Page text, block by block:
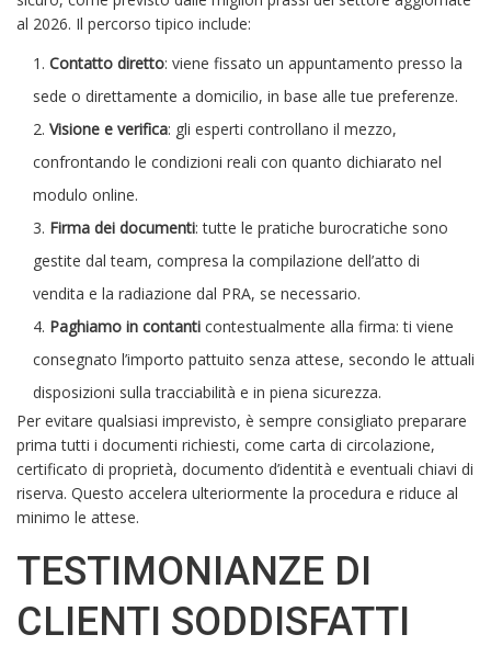
al 2026. Il percorso tipico include:
Contatto diretto: viene fissato un appuntamento presso la
sede o direttamente a domicilio, in base alle tue preferenze.
Visione e verifica: gli esperti controllano il mezzo,
confrontando le condizioni reali con quanto dichiarato nel
modulo online.
Firma dei documenti: tutte le pratiche burocratiche sono
gestite dal team, compresa la compilazione dell’atto di
vendita e la radiazione dal PRA, se necessario.
Paghiamo in contanti contestualmente alla firma: ti viene
consegnato l’importo pattuito senza attese, secondo le attuali
disposizioni sulla tracciabilità e in piena sicurezza.
Per evitare qualsiasi imprevisto, è sempre consigliato preparare
prima tutti i documenti richiesti, come carta di circolazione,
certificato di proprietà, documento d’identità e eventuali chiavi di
riserva. Questo accelera ulteriormente la procedura e riduce al
minimo le attese.
TESTIMONIANZE DI
CLIENTI SODDISFATTI